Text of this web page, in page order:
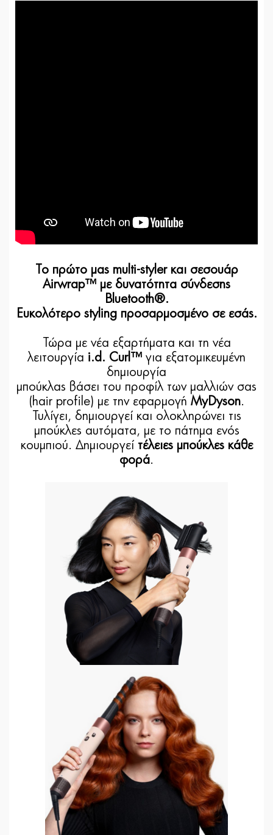
Το πρώτο μας multi-styler και σεσουάρ
Airwrap™ με δυνατότητα σύνδεσης
Bluetooth®.
Ευκολότερο styling προσαρμοσμένο σε εσάς.
Τώρα με νέα εξαρτήματα και τη νέα
λειτουργία i.d. Curl™ για εξατομικευμένη
δημιουργία
μπούκλας βάσει του προφίλ των μαλλιών σας
(hair profile) με την εφαρμογή MyDyson.
Τυλίγει, δημιουργεί και ολοκληρώνει τις
μπούκλες αυτόματα, με το πάτημα ενός
κουμπιού. Δημιουργεί τέλειες μπούκλες κάθε
φορά.